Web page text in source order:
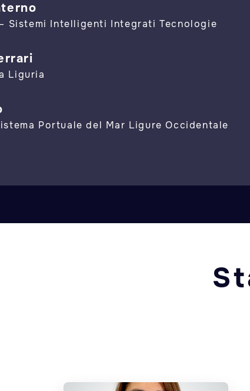
Sistemi Intelligenti Integrati Tecnologie
Liguria
Portuale del Mar Ligure Occidentale